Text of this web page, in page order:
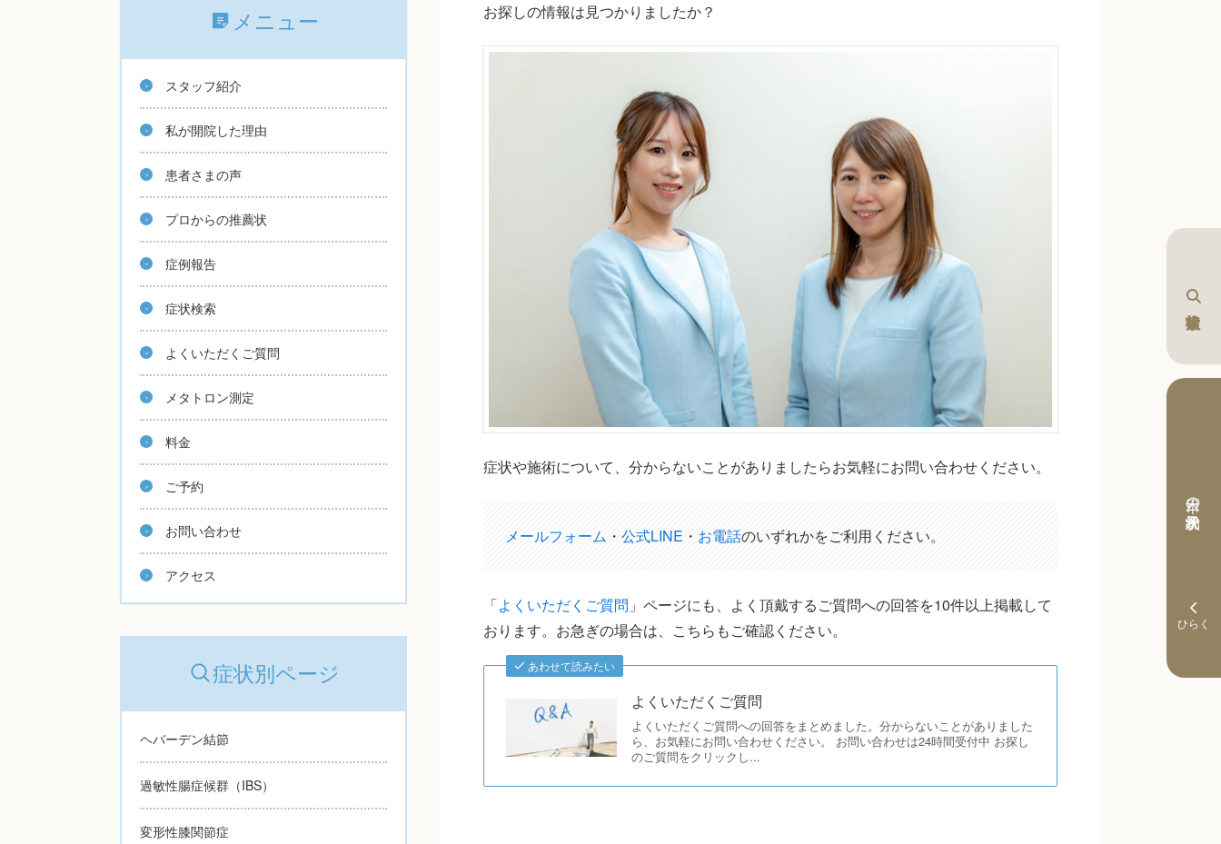
お探しの情報は見つかりましたか？
症状や施術について、分からないことがありましたらお気軽にお問い合わせください。
メールフォーム ・ 公式LINE ・ お電話のいずれかをご利用ください。
「よくいただくご質問 」ページにも、よく頂戴するご質問への回答を10件以上掲載して
おります。お急ぎの場合は、こちらもご確認ください。
あわせて読みたい
よくいただくご質問
よくいただくご質問への回答をまとめました。分からないことがありました
ら、お気軽にお問い合わせください。 お問い合わせは24時間受付中 お探し
のご質問をクリックし...
メニュー
スタッフ紹介
私が開院した理由
患者さまの声
プロからの推薦状
症例報告
症状検索
よくいただくご質問
メタトロン測定
料金
ご予約
お問い合わせ
アクセス
症状別ページ
ヘバーデン結節
過敏性腸症候群（IBS）
変形性膝関節症
本日の予約状況